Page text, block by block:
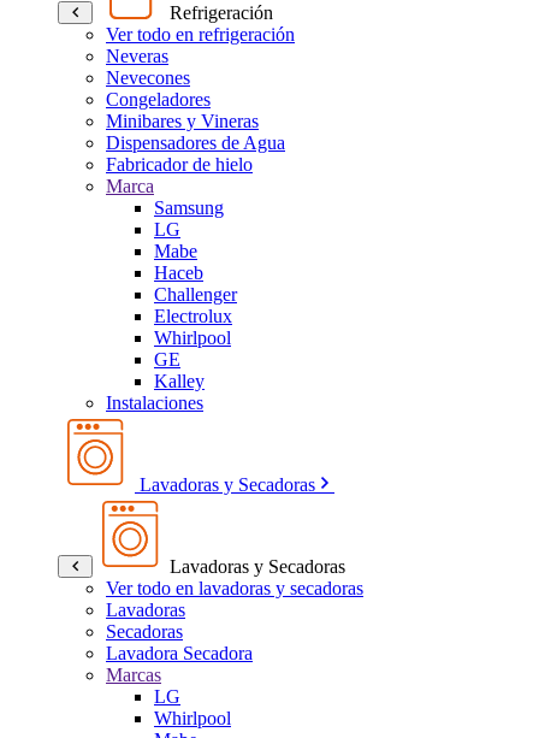
Refrigeración
Ver todo en refrigeración
Neveras
Nevecones
Congeladores
Minibares y Vineras
Dispensadores de Agua
Fabricador de hielo
Marca
Samsung
LG
Mabe
Haceb
Challenger
Electrolux
Whirlpool
GE
Kalley
Instalaciones
Lavadoras y Secadoras
Lavadoras y Secadoras
Ver todo en lavadoras y secadoras
Lavadoras
Secadoras
Lavadora Secadora
Marcas
LG
Whirlpool